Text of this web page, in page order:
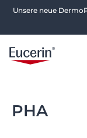
Unsere neue
PHA